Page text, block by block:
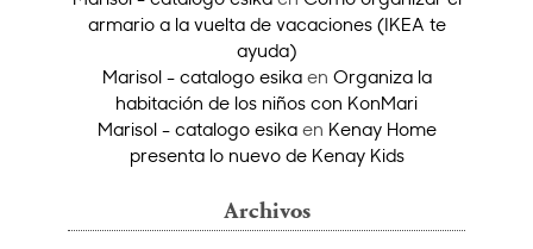
armario a la vuelta de vacaciones (IKEA te
ayuda)
Marisol - catalogo esikaen Organiza la
habitación de los niños con KonMari
Marisol - catalogo esikaen Kenay Home
presenta lo nuevo de Kenay Kids
Archivos